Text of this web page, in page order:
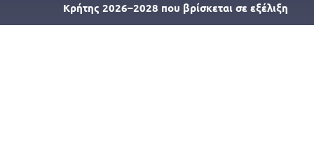
Κρήτης 2026–2028 που βρίσκεται σε εξέλιξη